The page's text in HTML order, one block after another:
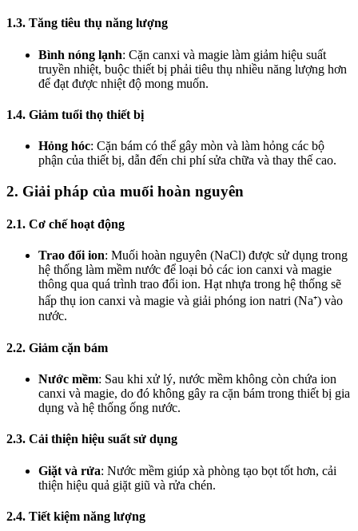
1.3. Tăng tiêu thụ năng lượng
Bình nóng lạnh: Cặn canxi và magie làm giảm hiệu suất
truyền nhiệt, buộc thiết bị phải tiêu thụ nhiều năng lượng hơn
để đạt được nhiệt độ mong muốn.
1.4. Giảm tuổi thọ thiết bị
Hỏng hóc: Cặn bám có thể gây mòn và làm hỏng các bộ
phận của thiết bị, dẫn đến chi phí sửa chữa và thay thế cao.
2. Giải pháp của muối hoàn nguyên
2.1. Cơ chế hoạt động
Trao đổi ion: Muối hoàn nguyên (NaCl) được sử dụng trong
hệ thống làm mềm nước để loại bỏ các ion canxi và magie
thông qua quá trình trao đổi ion. Hạt nhựa trong hệ thống sẽ
hấp thụ ion canxi và magie và giải phóng ion natri (Na⁺) vào
nước.
2.2. Giảm cặn bám
Nước mềm: Sau khi xử lý, nước mềm không còn chứa ion
canxi và magie, do đó không gây ra cặn bám trong thiết bị gia
dụng và hệ thống ống nước.
2.3. Cải thiện hiệu suất sử dụng
Giặt và rửa: Nước mềm giúp xà phòng tạo bọt tốt hơn, cải
thiện hiệu quả giặt giũ và rửa chén.
2.4. Tiết kiệm năng lượng